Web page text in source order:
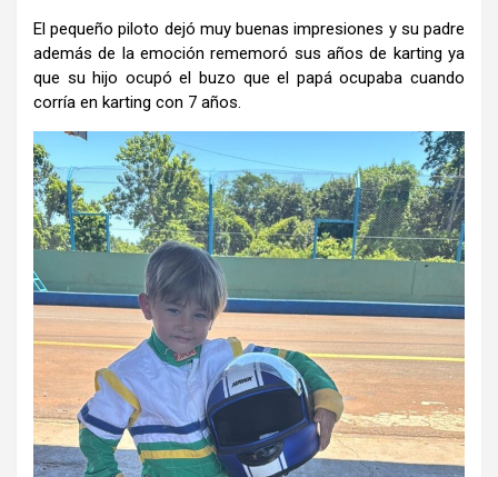
El pequeño piloto dejó muy buenas impresiones y su padre
además de la emoción rememoró sus años de karting ya
que su hijo ocupó el buzo que el papá ocupaba cuando
corría en karting con 7 años.